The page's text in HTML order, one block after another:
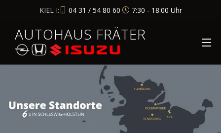
KIEL I: 04 31 / 54 80 60 7:30 - 18:00 Uhr
AUTOHAUS FRÄTER